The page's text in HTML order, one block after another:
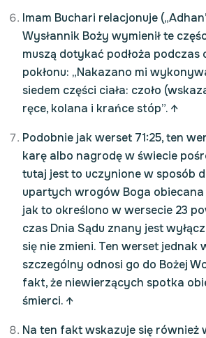
Imam Buchari relacjonuje
Wysłannik Boży wymienił te
muszą dotykać podłoża podczas
pokłonu: „Nakazano mi
siedem części ciała: czoło
ręce, kolana i krańce stóp”. ↑
Podobnie jak werset 71:25, ten
karę albo nagrodę w świecie
tutaj jest to uczynione w sposób
upartych wrogów Boga obiecana
jak to określono w wersecie 23
czas Dnia Sądu znany jest
się nie zmieni. Ten werset jednak
szczególny odnosi go do Bożej
fakt, że niewierzących spotka
śmierci. ↑
Na ten fakt wskazuje się